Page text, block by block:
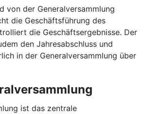
von der Generalversammlung
die Geschäftsführung des
die Geschäftsergebnisse. Der
den Jahresabschluss und
in der Generalversammlung über
ist das zentrale